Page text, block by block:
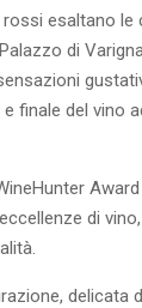
esaltano le
di
finale del vino
di
delicata